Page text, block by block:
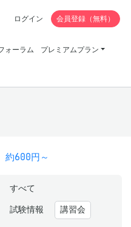
ォーラム
プレミアムプラン
ログイン 会員登録（無料）
600円～
すべて
試験情報
講習会